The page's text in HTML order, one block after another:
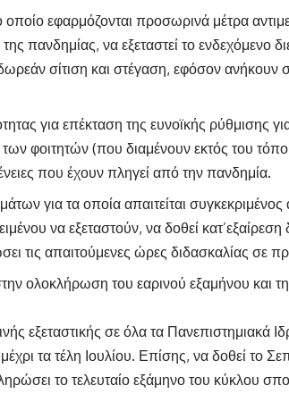
οποίο εφαρμόζονται προσωρινά μέτρα
πανδημίας, να εξεταστεί το ενδεχόμενο
σίτιση και στέγαση, εφόσον ανήκουν
για επέκταση της ευνοϊκής ρύθμισης
των φοιτητών (που διαμένουν εκτός του
που έχουν πληγεί από την πανδημία.
για τα οποία απαιτείται
να εξεταστούν, να δοθεί
τις απαιτούμενες ώρες διδασκαλίας σε
ολοκλήρωση του εαρινού εξαμήνου και
εξεταστικής σε όλα τα Πανεπιστημιακά
τα τέλη Ιουλίου. Επίσης, να δοθεί το
το τελευταίο εξάμηνο του κύκλου